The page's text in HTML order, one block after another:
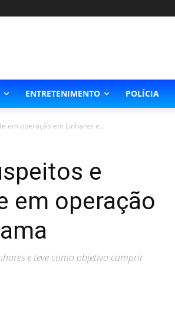
ENTRETENIMENTO POLÍCIA
em operação em Linhares e...
e
em operação
e teve como objetivo cumprir